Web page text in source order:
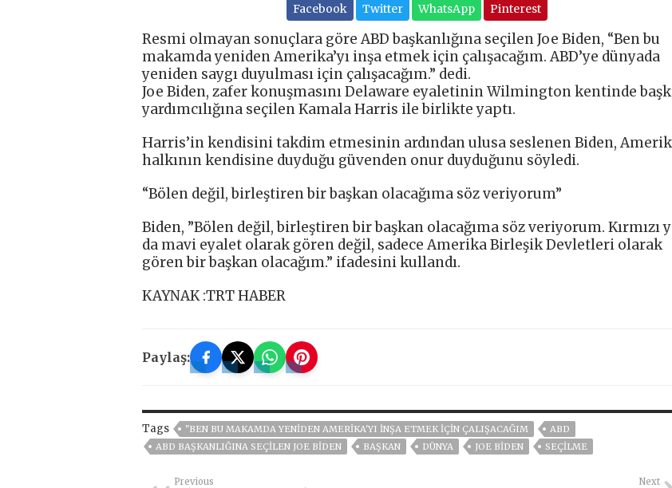
Facebook Twitter WhatsApp Pinterest
Resmi olmayan sonuçlara göre ABD başkanlığına seçilen Joe Biden, “Ben bu
makamda yeniden Amerika’yı inşa etmek için çalışacağım. ABD’ye dünyada
yeniden saygı duyulması için çalışacağım.” dedi.
Joe Biden, zafer konuşmasını Delaware eyaletinin Wilmington kentinde
yardımcılığına seçilen Kamala Harris ile birlikte yaptı.
Harris’in kendisini takdim etmesinin ardından ulusa seslenen Biden,
halkının kendisine duyduğu güvenden onur duyduğunu söyledi.
“Bölen değil, birleştiren bir başkan olacağıma söz veriyorum”
Biden, ”Bölen değil, birleştiren bir başkan olacağıma söz veriyorum. Kırmızı
da mavi eyalet olarak gören değil, sadece Amerika Birleşik Devletleri olarak
gören bir başkan olacağım.” ifadesini kullandı.
KAYNAK :TRT HABER
Paylaş:
Tags "BEN BU MAKAMDA YENIDEN AMERIKA'YI INŞA ETMEK IÇIN ÇALIŞACAĞIM
ABD
ABD BAŞKANLIĞINA SEÇILEN JOE BIDEN
BAŞKAN DÜNYA JOE BIDEN SEÇİLME
Previous Next